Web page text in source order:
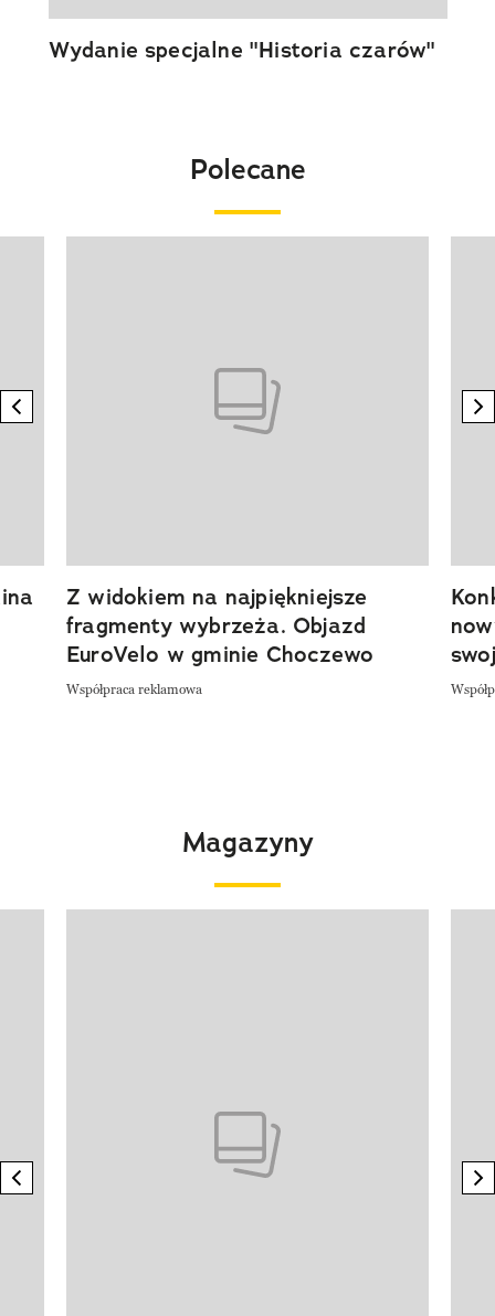
Wydanie specjalne "Historia czarów"
Polecane
previous element
Z widokiem na najpiękniejsze
fragmenty wybrzeża. Objazd
EuroVelo w gminie Choczewo
Współpraca reklamowa
Magazyny
previous element